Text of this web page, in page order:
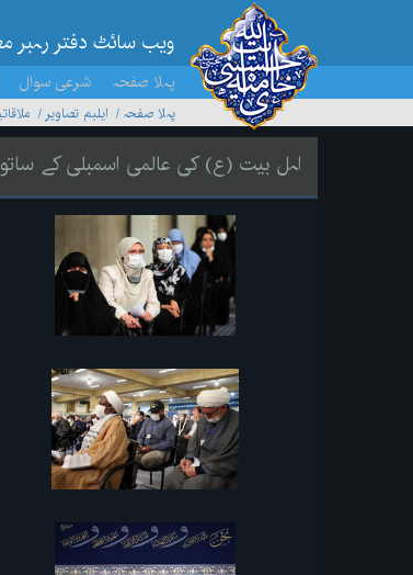
ویب سائٹ دفتر رہبر
پہلا صفحہ شرعی سوال
پہلا صفحہ ایلبم تصاویر
اہل بیت (ع) کی عالمی اسمبلی کے